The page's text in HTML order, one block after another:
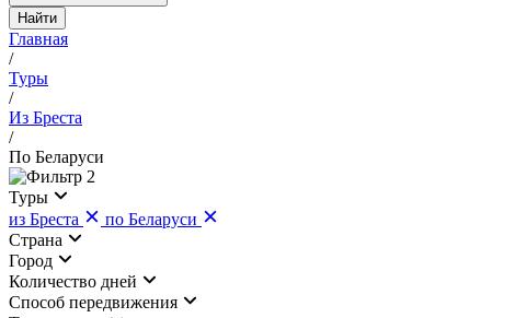
Найти
Главная
/
Туры
/
Из Бреста
/
По Беларуси
2
Туры
из Бреста
по Беларуси
Страна
Город
Количество дней
Cпособ передвижения